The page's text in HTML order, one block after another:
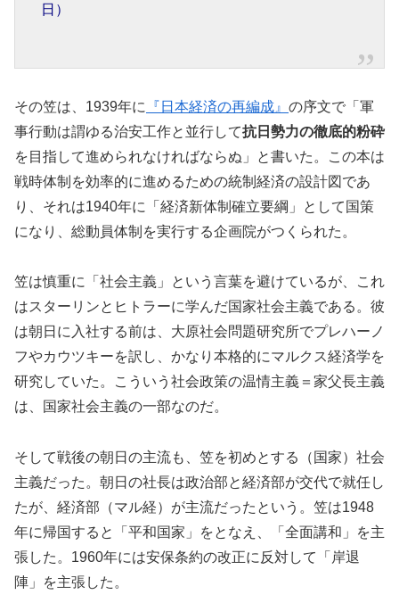
日）
その笠は、1939年に 『日本経済の再編成』 の序文で「軍
事行動は謂ゆる治安工作と並行して抗日勢力の徹底的粉砕
を目指して進められなければならぬ」と書いた。この本は
戦時体制を効率的に進めるための統制経済の設計図であ
り、それは1940年に「経済新体制確立要綱」として国策
になり、総動員体制を実行する企画院がつくられた。
笠は慎重に「社会主義」という言葉を避けているが、これ
はスターリンとヒトラーに学んだ国家社会主義である。彼
は朝日に入社する前は、大原社会問題研究所でプレハーノ
フやカウツキーを訳し、かなり本格的にマルクス経済学を
研究していた。こういう社会政策の温情主義＝家父長主義
は、国家社会主義の一部なのだ。
そして戦後の朝日の主流も、笠を初めとする（国家）社会
主義だった。朝日の社長は政治部と経済部が交代で就任し
たが、経済部（マル経）が主流だったという。笠は1948
年に帰国すると「平和国家」をとなえ、「全面講和」を主
張した。1960年には安保条約の改正に反対して「岸退
陣」を主張した。